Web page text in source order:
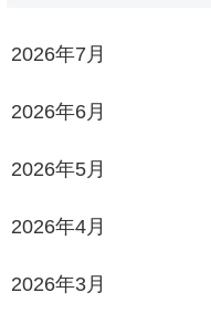
2026年7月
2026年6月
2026年5月
2026年4月
2026年3月